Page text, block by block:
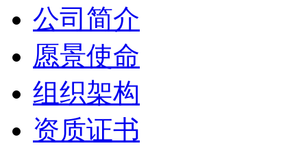
公司简介
愿景使命
组织架构
资质证书